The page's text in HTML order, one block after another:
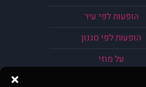
הופעות לפי עיר
הופעות לפי סגנון
על מוזי